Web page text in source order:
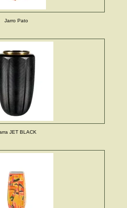
Jarro Pato
JET BLACK